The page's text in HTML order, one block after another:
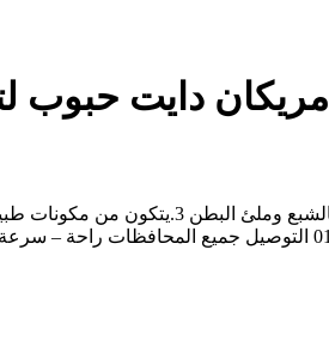
امريكان دايت حبوب